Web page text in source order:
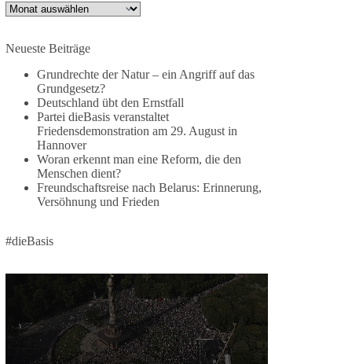
1 Tag zuvor
Jetzt dieBasis Sachsen-Anhalt unterstützen!
Die Landtagswahl 2026 in Sachsen-Anhalt findet
am 6. September statt. Die Inhalte stehen – jetzt
müssen sie gesehen, geteilt und diskutiert werden.
Folge unseren Kanälen:
Facebook:
https://www.facebook.com/groups/diebasissachse
nanhalt/
Instragram:
halt/
https://www.tiktok.com/@diebasis_sachsenanhalt
https://x.com/DieBasisLSA
https://www.youtube.com/dieBasisSachsenAnhalt
🟩🟩🟦🟦🟥🟥🟧🟧
Archiv
Neueste Beiträge
Grundrechte der Natur – ein Angriff auf das
Grundgesetz?
Deutschland übt den Ernstfall
Partei dieBasis veranstaltet
Friedensdemonstration am 29. August in
Hannover
Woran erkennt man eine Reform, die den
Menschen dient?
Freundschaftsreise nach Belarus: Erinnerung,
Versöhnung und Frieden
#dieBasis